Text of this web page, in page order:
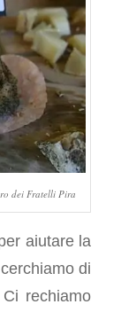
dei Fratelli Pira
aiutare la
di
rechiamo